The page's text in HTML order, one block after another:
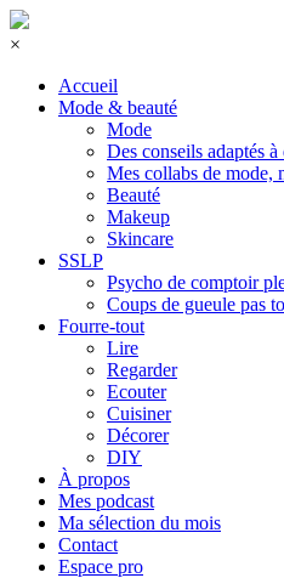
×
Accueil
Mode & beauté
Mode
Des conseils adaptés à
Mes collabs de mode,
Beauté
Makeup
Skincare
SSLP
Psycho de comptoir
Coups de gueule pas
Fourre-tout
Lire
Regarder
Ecouter
Cuisiner
Décorer
DIY
À propos
Mes podcast
Ma sélection du mois
Contact
Espace pro